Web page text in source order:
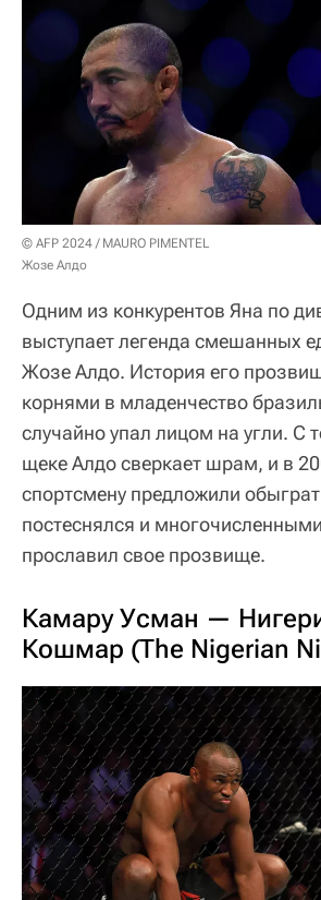
© AFP 2024 / MAURO PIMENTEL
Жозе Алдо
Одним из конкурентов Яна по
выступает легенда смешанных
Жозе Алдо. История его
корнями в младенчество
случайно упал лицом на угли. С
щеке Алдо сверкает шрам, и в
спортсмену предложили
постеснялся и
прославил свое прозвище.
Камару Усман —
Кошмар (The Nigerian